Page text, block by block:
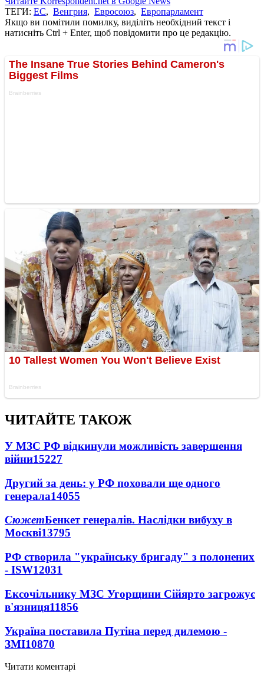
ТЕГИ: ЕС, Венгрия, Евросоюз, Европарламент
Якщо ви помітили помилку, виділіть необхідний текст і
натисніть Ctrl + Enter, щоб повідомити про це редакцію.
ЧИТАЙТЕ ТАКОЖ
У МЗС РФ відкинули можливість завершення
війни15227
Другий за день: у РФ поховали ще одного
генерала14055
СюжетБенкет генералів. Наслідки вибуху в
Москві13795
РФ створила "українську бригаду" з полонених
- ISW12031
Ексочільнику МЗС Угорщини Сійярто загрожує
в'язниця11856
Україна поставила Путіна перед дилемою -
ЗМІ10870
Читати коментарі